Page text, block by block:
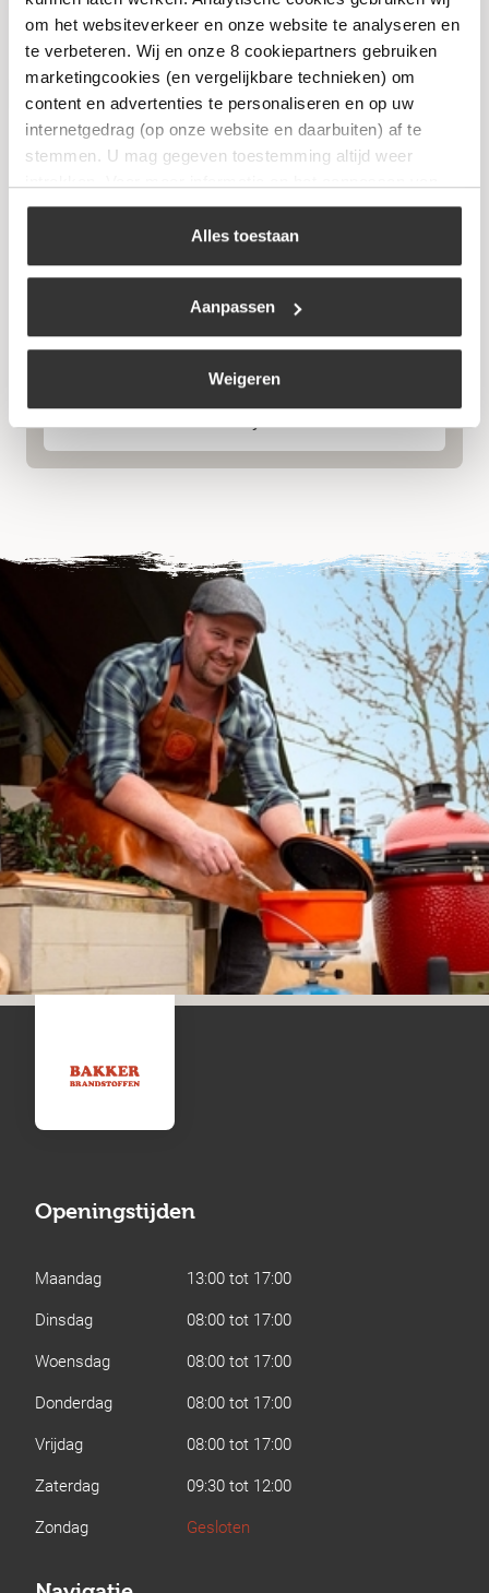
om het websiteverkeer en onze website te analyseren en
te verbeteren. Wij en onze 8 cookiepartners gebruiken
marketingcookies (en vergelijkbare technieken) om
content en advertenties te personaliseren en op uw
internetgedrag (op onze website en daarbuiten) af te
stemmen. U mag gegeven toestemming altijd weer
uw keuze op onze website verwijzen wij u naar ons
Alles toestaan
Aanpassen
Weigeren
Keij Kamado – gietijzeren steak plate
€19,95
Niet op voorraad
Openingstijden
Maandag
13:00 tot 17:00
Dinsdag
08:00 tot 17:00
Woensdag
08:00 tot 17:00
Donderdag
08:00 tot 17:00
Vrijdag
08:00 tot 17:00
Zaterdag
09:30 tot 12:00
Zondag
Gesloten